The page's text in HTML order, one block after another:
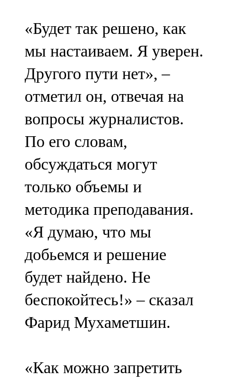
102,6 FM
Чирмешән
107,7 FM
Чистай
103,0 FM
Чүпрәле
91,0 FM
Шәмәрдән
102,3 FM
Яңа чишмә
107,0 FM
Яр Чаллы
105,5 FM
«Будет так решено, как
мы настаиваем. Я уверен.
Другого пути нет», –
отметил он, отвечая на
вопросы журналистов.
По его словам,
обсуждаться могут
только объемы и
методика преподавания.
«Я думаю, что мы
добьемся и решение
будет найдено. Не
беспокойтесь!» – сказал
Фарид Мухаметшин.
«Как можно запретить